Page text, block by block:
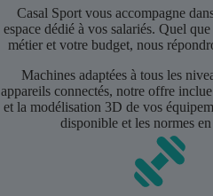
Casal Sport vous accompagne
espace dédié à vos salariés. Quel
métier et votre budget, nous
Machines adaptées à tous les
appareils connectés, notre offre
et la modélisation 3D de vos
disponible et les normes